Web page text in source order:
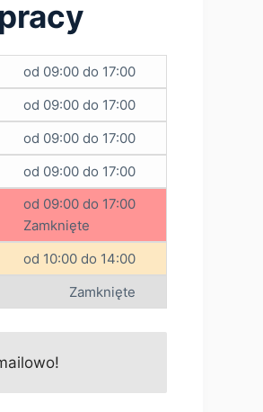
od 09:00 do 17:00
od 09:00 do 17:00
od 09:00 do 17:00
od 09:00 do 17:00
od 09:00 do 17:00
Zamknięte
od 10:00 do 14:00
Zamknięte